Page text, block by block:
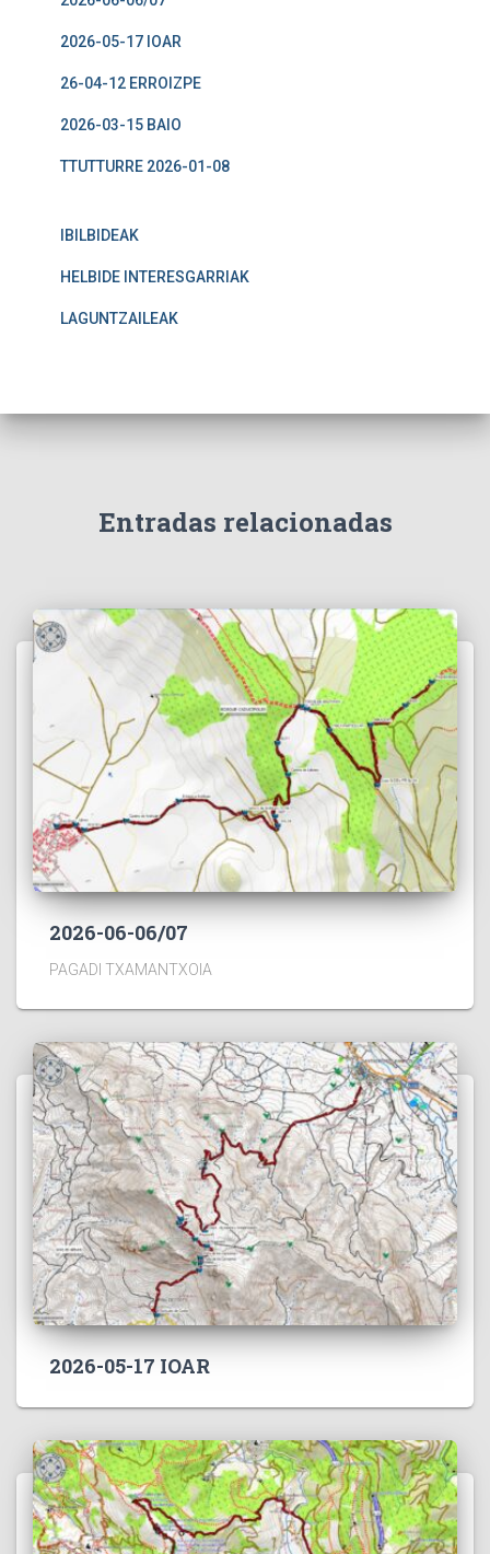
2026-05-17 IOAR
26-04-12 ERROIZPE
2026-03-15 BAIO
TTUTTURRE 2026-01-08
IBILBIDEAK
HELBIDE INTERESGARRIAK
LAGUNTZAILEAK
Entradas relacionadas
2026-06-06/07
PAGADI TXAMANTXOIA
2026-05-17 IOAR